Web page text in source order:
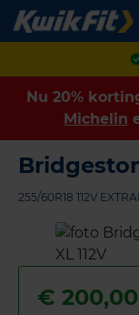
Nu 20%
Michelin
255/60R18 112V
€ 200,00